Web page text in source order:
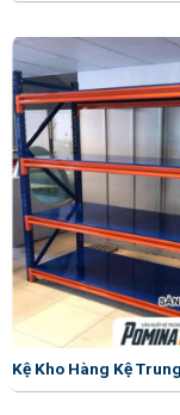
Kệ Kho Hàng Kệ